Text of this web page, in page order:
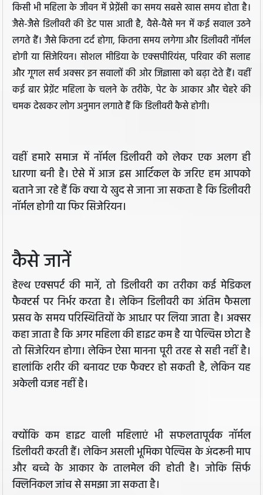
किसी भी महिला के जीवन में प्रेग्नेंसी का समय सबसे खास समय होता है।
जैसे-जैसे डिलीवरी की डेट पास आती है, वैसे-वैसे मन में कई सवाल उठने
लगते हैं। जैसे कितना दर्द होगा, कितना समय लगेगा और डिलीवरी नॉर्मल
होगी या सिजेरियन। सोशल मीडिया के एक्सपीरियंस, परिवार की सलाह
और गूगल सर्च अक्सर इन सवालों की ओर जिज्ञासा को बढ़ा देते हैं। वहीं
कई बार प्रेग्नेंट महिला के चलने के तरीके, पेट के आकार और चेहरे की
चमक देखकर लोग अनुमान लगाते हैं कि डिलीवरी कैसे होगी।
वहीं हमारे समाज में नॉर्मल डिलीवरी को लेकर एक अलग ही
धारणा बनी है। ऐसे में आज इस आर्टिकल के जरिए हम आपको
बताने जा रहे हैं कि क्या ये खुद से जाना जा सकता है कि डिलीवरी
नॉर्मल होगी या फिर सिजेरियन।
कैसे जानें
हेल्थ एक्सपर्ट की मानें, तो डिलीवरी का तरीका कई मेडिकल
फैक्टर्स पर निर्भर करता है। लेकिन डिलीवरी का अंतिम फैसला
प्रसव के समय परिस्थितियों के आधार पर लिया जाता है। अक्सर
कहा जाता है कि अगर महिला की हाइट कम है या पेल्विस छोटा है
तो सिजेरियन होगा। लेकिन ऐसा मानना पूरी तरह से सही नहीं है।
हालांकि शरीर की बनावट एक फैक्टर हो सकती है, लेकिन यह
अकेली वजह नहीं है।
क्योंकि कम हाइट वाली महिलाएं भी सफलतापूर्वक नॉर्मल
डिलीवरी करती हैं। लेकिन असली भूमिका पेल्विस के अंदरूनी माप
और बच्चे के आकार के तालमेल की होती है। जोकि सिर्फ
क्लिनिकल जांच से समझा जा सकता है।